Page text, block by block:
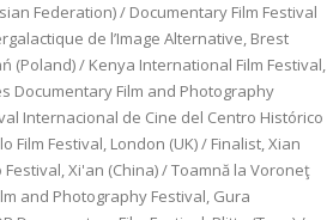
Federation) / Documentary Film Festival
de l’Image Alternative, Brest
(Poland) / Kenya International Film Festival,
Documentary Film and Photography
Internacional de Cine del Centro Histórico
Film Festival, London (UK) / Finalist, Xian
Xi'an (China) / Toamnă la Voroneţ
and Photography Festival, Gura